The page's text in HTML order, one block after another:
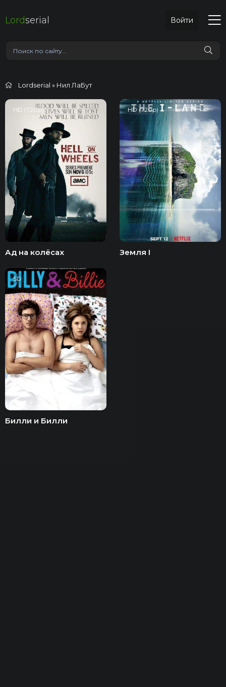
Lordserial Войти
Lordserial » Нил ЛаБут
HD (720p)
Ад на колёсах
HD (720p)
Земля I
SD
Билли и Билли